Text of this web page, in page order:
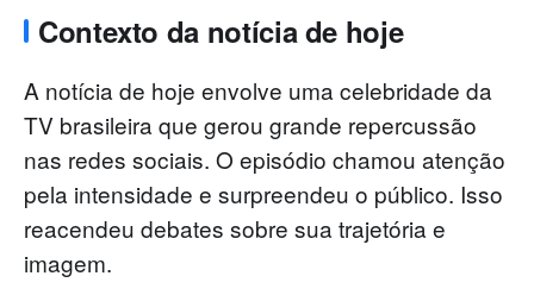
Contexto da notícia de hoje
A notícia de hoje envolve uma celebridade da
TV brasileira que gerou grande repercussão
nas redes sociais. O episódio chamou atenção
pela intensidade e surpreendeu o público. Isso
reacendeu debates sobre sua trajetória e
imagem.